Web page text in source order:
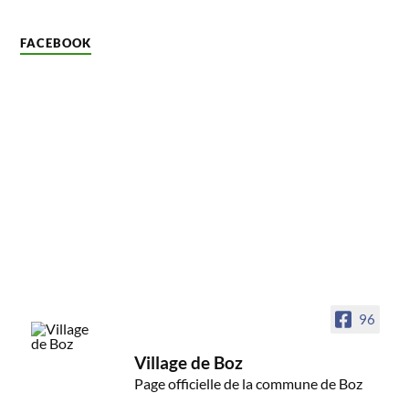
FACEBOOK
96
Village de Boz
Page officielle de la commune de Boz